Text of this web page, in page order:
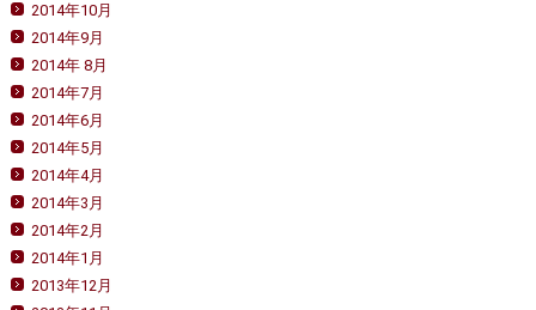
2014年10月
2014年9月
2014年 8月
2014年7月
2014年6月
2014年5月
2014年4月
2014年3月
2014年2月
2014年1月
2013年12月